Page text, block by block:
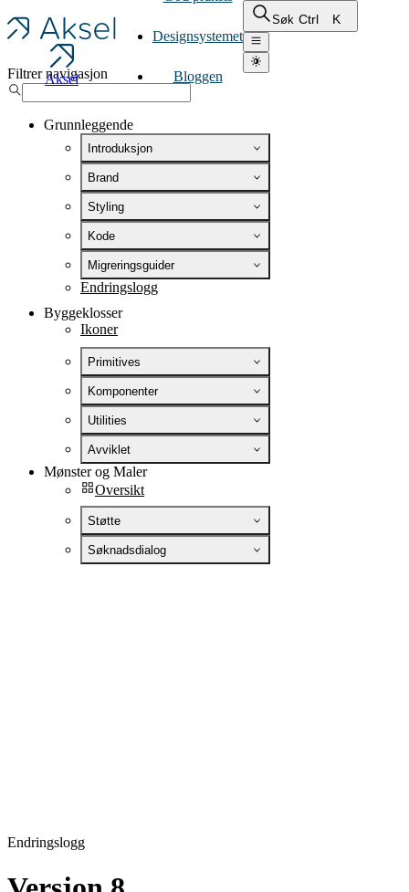
Aksel
Designsystemet
Bloggen
Søk Ctrl K
Filtrer navigasjon
Grunnleggende
Introduksjon
Brand
Styling
Kode
Migreringsguider
Endringslogg
Byggeklosser
Ikoner
Primitives
Komponenter
Utilities
Avviklet
Mønster og Maler
Oversikt
Støtte
Søknadsdialog
Endringslogg